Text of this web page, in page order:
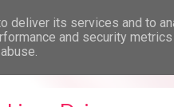
deliver its services and to
and security